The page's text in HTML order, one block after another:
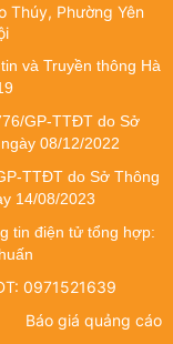
Thúy, Phường Yên
và Truyền thông Hà
GP-TTĐT do Sở
08/12/2022
TTĐT do Sở Thông
14/08/2023
tin điện tử tổng hợp:
0971521639
Báo giá quảng cáo